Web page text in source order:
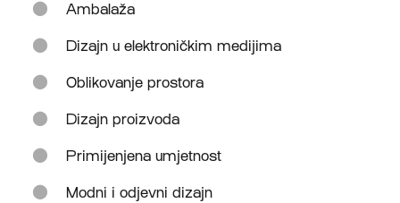
Ambalaža
Dizajn u elektroničkim medijima
Oblikovanje prostora
Dizajn proizvoda
Primijenjena umjetnost
Modni i odjevni dizajn